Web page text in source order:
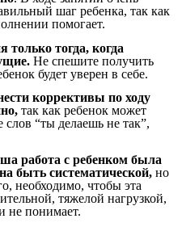
шаг ребенка, так как
помогает.
только тогда, когда
Не спешите получить
будет уверен в себе.
коррективы по ходу
так как ребенок может
слов “ты делаешь не так”,
работа с ребенком была
быть систематической, но
необходимо, чтобы эта
тяжелой нагрузкой,
не понимает.